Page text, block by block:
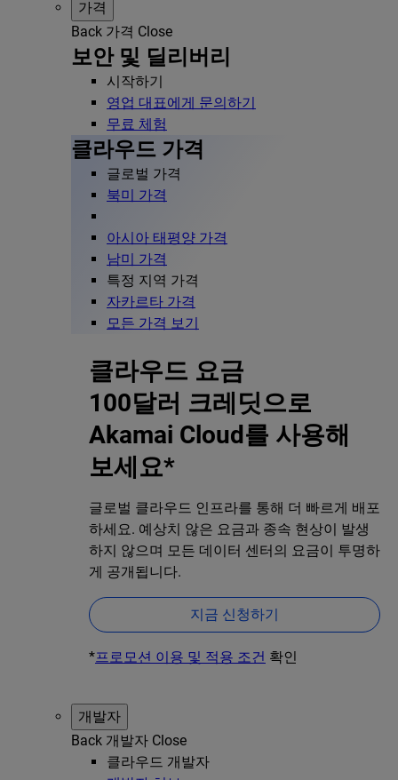
가격
Back 가격 Close
보안 및 딜리버리
시작하기
영업 대표에게 문의하기
무료 체험
클라우드 가격
글로벌 가격
북미 가격
아시아 태평양 가격
남미 가격
특정 지역 가격
자카르타 가격
모든 가격 보기
클라우드 요금
100달러 크레딧으로
Akamai Cloud를 사용해
보세요*
글로벌 클라우드 인프라를 통해 더 빠르게 배포
하세요. 예상치 않은 요금과 종속 현상이 발생
하지 않으며 모든 데이터 센터의 요금이 투명하
게 공개됩니다.
지금 신청하기
*프로모션 이용 및 적용 조건 확인
개발자
Back 개발자 Close
클라우드 개발자